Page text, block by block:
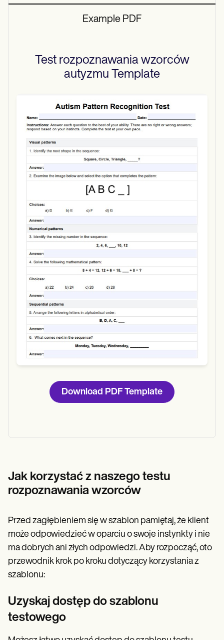
Example PDF
Test rozpoznawania wzorców
autyzmu Template
Download
Download PDF Template
Jak korzystać z naszego testu
rozpoznawania wzorców
Przed zagłębieniem się w szablon pamiętaj, że klient
może odpowiedzieć w oparciu o swoje instynkty i nie
ma dobrych ani złych odpowiedzi. Aby rozpocząć, oto
przewodnik krok po kroku dotyczący korzystania z
szablonu:
Uzyskaj dostęp do szablonu
testowego